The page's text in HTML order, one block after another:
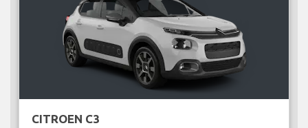
CITROEN C3